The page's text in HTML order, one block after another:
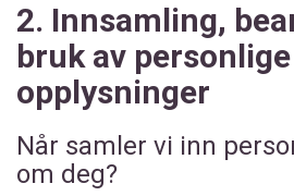
2. Innsamling,
bruk av personlige
opplysninger
Når samler vi inn
om deg?